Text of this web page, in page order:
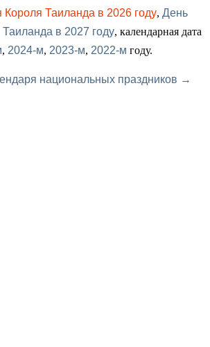
Таиланда в 2026 году, День
в 2027 году, календарная дата
, 2024-м, 2023-м, 2022-м году.
национальных праздников →